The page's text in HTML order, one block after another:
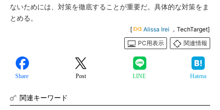
ないためには、対策を徹底することが重要だ。具体的な対策をま
とめる。
[ Alissa Irei ，TechTarget]
PC用表示
関連情報
Share Post LINE Hatena
関連キーワード